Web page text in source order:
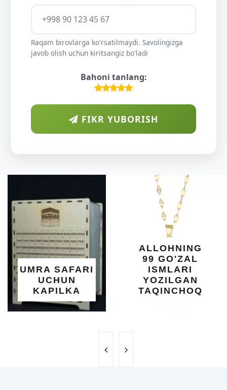
Raqam birovlarga ko'rsatilmaydi. Savolingizga
javob olish uchun kiritsangiz bo'ladi
Bahoni tanlang:
FIKR YUBORISH
ALLOHNING
99 GO'ZAL
YOZILGAN
TAQINCHOQ